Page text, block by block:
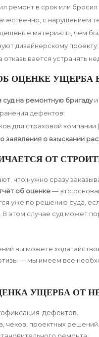
ремонт в срок или бросил
с нарушением
материалы, чем
дизайнерскому проекту;
устранять
ОЦЕНКЕ УЩЕРБА
суд на ремонтную бригадуи
дефектов;
для страховой компании
заявления о взыскании
ОТ
что нужно сразу
об оценке— это
уже по решению суда,
В этом случае суд может
вы можете
— мы имеем все
УЩЕРБА ОТ
дефектов.
чеков, проектных решений.